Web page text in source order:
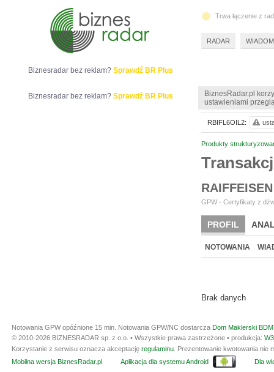
BiznesRadar.pl
ustawieniami
Produkty
GPW - Certyfikaty z
PROFIL
NOTOWANIA
Brak danych
RBIFL6OIL2:
Biznesradar bez reklam? Sprawdź BR Plus
Biznesradar bez reklam? Sprawdź BR Plus
Trwa łączenie z
RADAR
Notowania GPW opóźnione 15 min. Notowania GPW/NC dostarcza Dom Maklerski
© 2010-2026 BIZNESRADAR sp. z o.o. • Wszystkie prawa zastrzeżone • produkcja:
Korzystanie z serwisu oznacza akceptację regulaminu . Prezentowanie kwotowania
Mobilna wersja BiznesRadar.pl
Aplikacja dla systemu Android Dla